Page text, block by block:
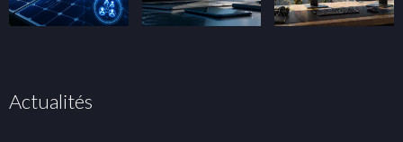
Actualités